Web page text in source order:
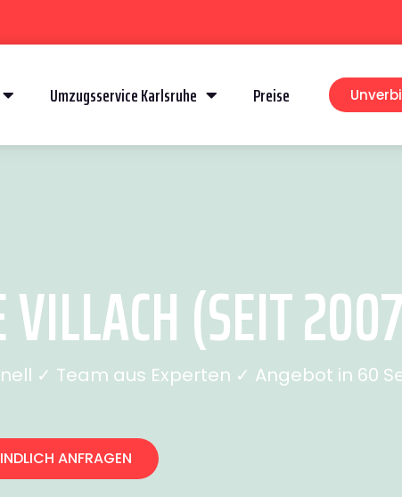
Umzugsservice Karlsruhe Preise
(SEIT
✓ Team aus Experten ✓ Angebot in 60
ANFRAGEN